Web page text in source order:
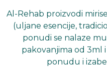
Al-Rehab proizvodi
(uljane esencije,
ponudi se nalaze
pakovanjima od 3ml i
ponudu i